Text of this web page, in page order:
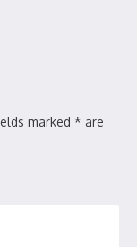
marked * are